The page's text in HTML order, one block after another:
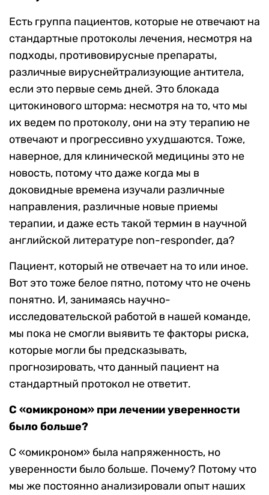
Есть группа пациентов, которые не отвечают на
стандартные протоколы лечения, несмотря на
подходы, противовирусные препараты,
различные вируснейтрализующие антитела,
если это первые семь дней. Это блокада
цитокинового шторма: несмотря на то, что мы
их ведем по протоколу, они на эту терапию не
отвечают и прогрессивно ухудшаются. Тоже,
наверное, для клинической медицины это не
новость, потому что даже когда мы в
доковидные времена изучали различные
направления, различные новые приемы
терапии, и даже есть такой термин в научной
английской литературе non-responder, да?
Пациент, который не отвечает на то или иное.
Вот это тоже белое пятно, потому что не очень
понятно. И, занимаясь научно-
исследовательской работой в нашей команде,
мы пока не смогли выявить те факторы риска,
которые могли бы предсказывать,
прогнозировать, что данный пациент на
стандартный протокол не ответит.
С «омикроном» при лечении уверенности
было больше?
С «омикроном» была напряженность, но
уверенности было больше. Почему? Потому что
мы же постоянно анализировали опыт наших